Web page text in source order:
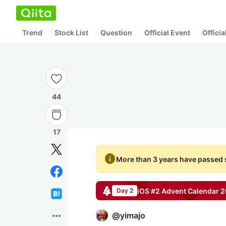
Trend Stock List Question Official Event
44
17
more_horiz
infoMore than 3 years have passed
Day 2 iOS #2 Advent Calendar
@yimajo